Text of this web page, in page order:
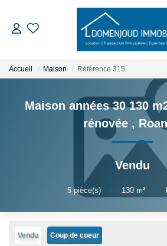
ACHETER
LOUER
EXPERTISER
NOTRE
Qui Sommes-Nous
Accueil Maison Référence 315
Maison années 30 130
rénovée ,
Vendu
5 pièce(s) • 130 m² •
Vendu Coup de coeur